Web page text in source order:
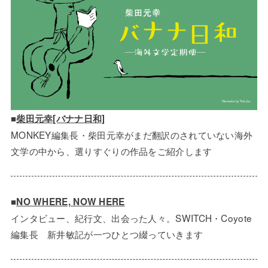
■柴田元幸[バナナ日和]
MONKEY編集長・柴田元幸がまだ翻訳のされていない海外
文学の中から、選りすぐりの作品をご紹介します
■NO WHERE, NOW HERE
インタビュー、紀行文、出会った人々。SWITCH・Coyote
編集長 新井敏記が一つひとつ綴っていきます